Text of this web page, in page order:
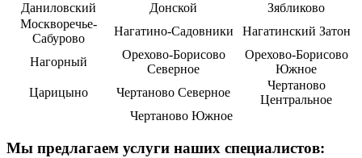
Даниловский
Донской
Зябликово
Москворечье-
Сабурово
Нагатино-Садовники Нагатинский Затон
Нагорный
Орехово-Борисово
Северное
Орехово-Борисово
Южное
Царицыно
Чертаново Северное
Чертаново
Центральное
Чертаново Южное
Мы предлагаем услуги наших специалистов: